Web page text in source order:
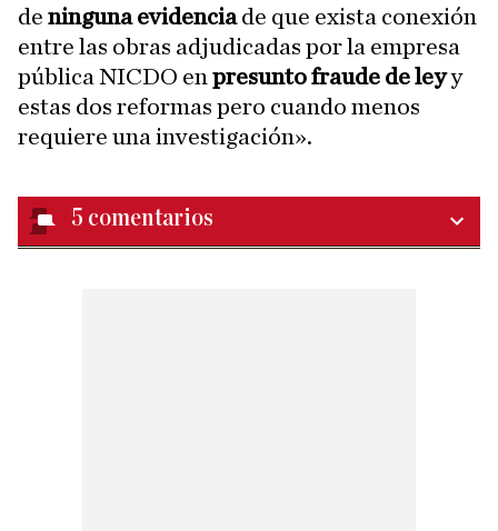
de ninguna evidenciade que exista conexión
entre las obras adjudicadas por la empresa
pública NICDO en presunto fraude de leyy
estas dos reformas pero cuando menos
requiere una investigación».
5 comentarios